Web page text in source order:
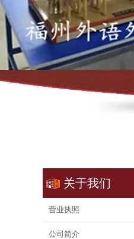
关于我们
营业执照
公司简介